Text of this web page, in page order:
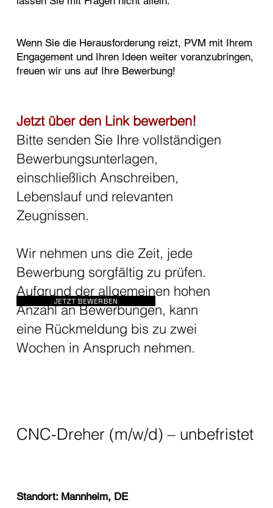
Wenn Sie die Herausforderung reizt, PVM mit Ihrem
Engagement und Ihren Ideen weiter voranzubringen,
freuen wir uns auf Ihre Bewerbung!
Jetzt über den Link bewerben!
Bitte senden Sie Ihre vollständigen
Bewerbungsunterlagen,
einschließlich Anschreiben,
Lebenslauf und relevanten
Zeugnissen.
Wir nehmen uns die Zeit, jede
Bewerbung sorgfältig zu prüfen.
Aufgrund der allgemeinen hohen
Anzahl an Bewerbungen, kann
eine Rückmeldung bis zu zwei
Wochen in Anspruch nehmen.
JETZT BEWERBEN
CNC-Dreher (m/w/d) – unbefristet
Standort: Mannheim, DE